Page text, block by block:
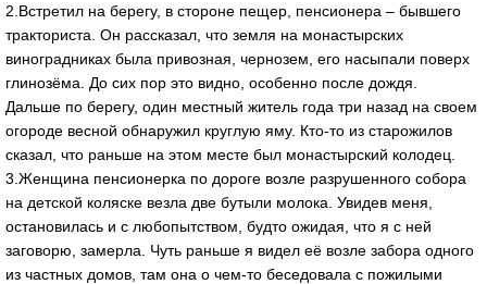
2.Встретил на берегу, в стороне пещер, пенсионера – бывшего
тракториста. Он рассказал, что земля на монастырских
виноградниках была привозная, чернозем, его насыпали поверх
глинозёма. До сих пор это видно, особенно после дождя.
Дальше по берегу, один местный житель года три назад на своем
огороде весной обнаружил круглую яму. Кто-то из старожилов
сказал, что раньше на этом месте был монастырский колодец.
3.Женщина пенсионерка по дороге возле разрушенного собора
на детской коляске везла две бутыли молока. Увидев меня,
остановилась и с любопытством, будто ожидая, что я с ней
заговорю, замерла. Чуть раньше я видел её возле забора одного
из частных домов, там она о чем-то беседовала с пожилыми